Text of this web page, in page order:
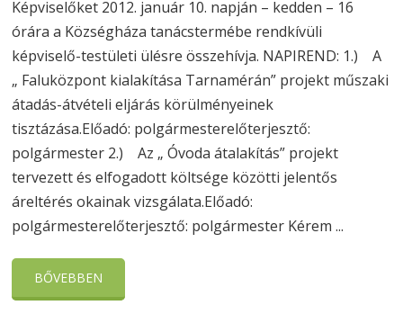
Képviselőket 2012. január 10. napján – kedden – 16
órára a Községháza tanácstermébe rendkívüli
képviselő-testületi ülésre összehívja. NAPIREND: 1.) A
„ Faluközpont kialakítása Tarnamérán” projekt műszaki
átadás-átvételi eljárás körülményeinek
tisztázása.Előadó: polgármesterelőterjesztő:
polgármester 2.) Az „ Óvoda átalakítás” projekt
tervezett és elfogadott költsége közötti jelentős
áreltérés okainak vizsgálata.Előadó:
polgármesterelőterjesztő: polgármester Kérem ...
BŐVEBBEN